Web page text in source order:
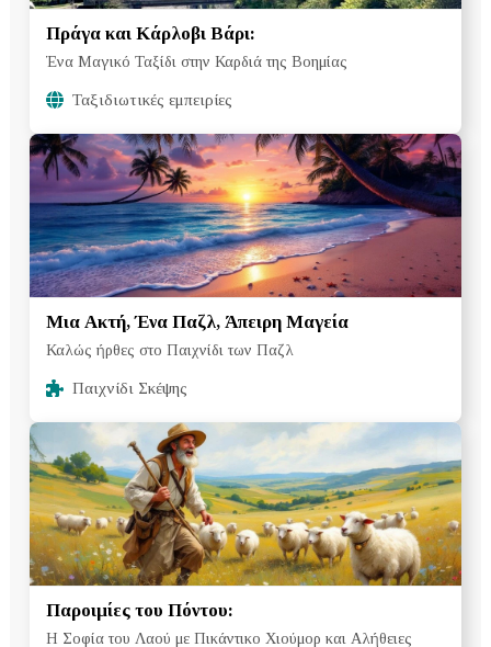
Πράγα και Κάρλοβι Βάρι:
Ένα Μαγικό Ταξίδι στην Καρδιά της Βοημίας
Ταξιδιωτικές εμπειρίες
Μια Ακτή, Ένα Παζλ, Άπειρη Μαγεία
Καλώς ήρθες στο Παιχνίδι των Παζλ
Παιχνίδι Σκέψης
Παροιμίες του Πόντου:
Η Σοφία του Λαού με Πικάντικο Χιούμορ και Αλήθειες